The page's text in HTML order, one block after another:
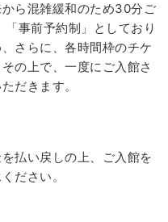
ら混雑緩和のため30分ご
事前予約制」としており
さらに、各時間枠のチケ
の上で、一度にご入館さ
だきます。
払い戻しの上、ご入館を
ださい。